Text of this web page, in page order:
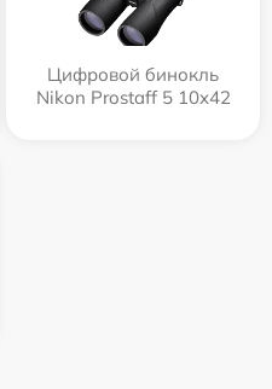
Цифровой бинокль
Nikon Prostaff 5 10x42